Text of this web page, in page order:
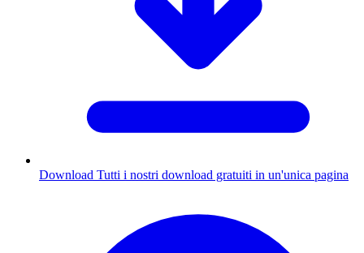
Download Tutti i nostri download gratuiti in un'unica pagina